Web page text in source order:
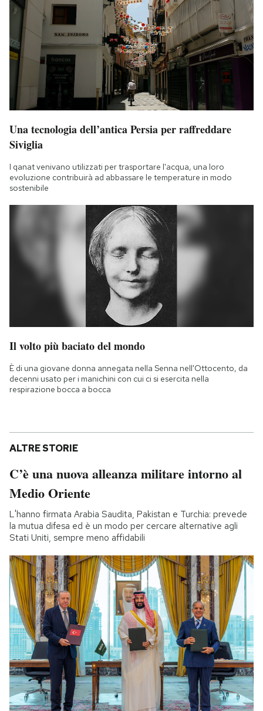
Una tecnologia dell’antica Persia per raffreddare
Siviglia
I qanat venivano utilizzati per trasportare l'acqua, una loro
evoluzione contribuirà ad abbassare le temperature in modo
sostenibile
Il volto più baciato del mondo
È di una giovane donna annegata nella Senna nell'Ottocento, da
decenni usato per i manichini con cui ci si esercita nella
respirazione bocca a bocca
ALTRE STORIE
C’è una nuova alleanza militare intorno al
Medio Oriente
L'hanno firmata Arabia Saudita, Pakistan e Turchia: prevede
la mutua difesa ed è un modo per cercare alternative agli
Stati Uniti, sempre meno affidabili